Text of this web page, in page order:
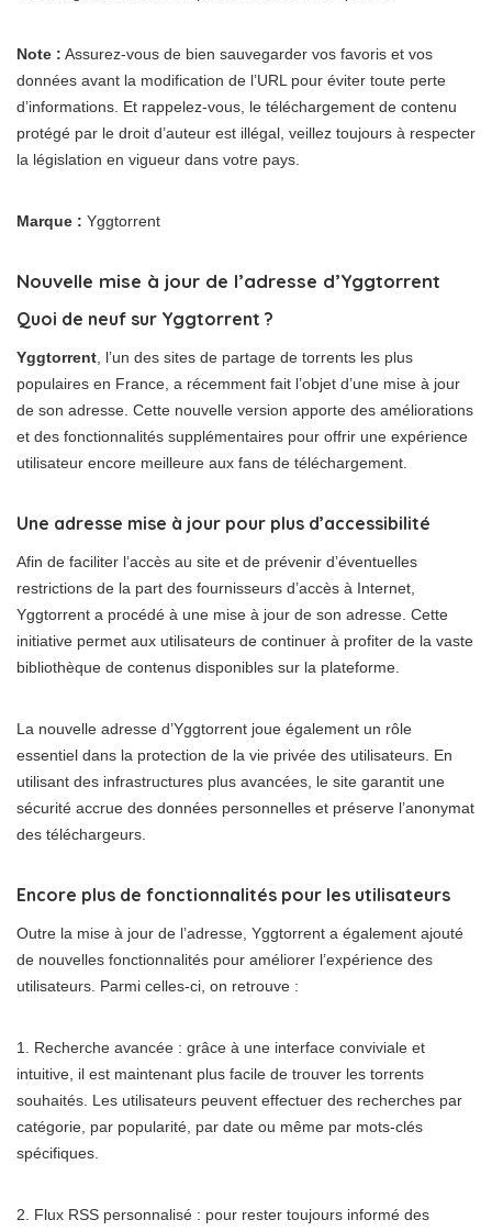
Note : Assurez-vous de bien sauvegarder vos favoris et vos
données avant la modification de l’URL pour éviter toute perte
d’informations. Et rappelez-vous, le téléchargement de contenu
protégé par le droit d’auteur est illégal, veillez toujours à respecter
la législation en vigueur dans votre pays.
Marque : Yggtorrent
Nouvelle mise à jour de l’adresse d’Yggtorrent
Quoi de neuf sur Yggtorrent ?
Yggtorrent , l’un des sites de partage de torrents les plus
populaires en France, a récemment fait l’objet d’une mise à jour
de son adresse. Cette nouvelle version apporte des améliorations
et des fonctionnalités supplémentaires pour offrir une expérience
utilisateur encore meilleure aux fans de téléchargement.
Une adresse mise à jour pour plus d’accessibilité
Afin de faciliter l’accès au site et de prévenir d’éventuelles
restrictions de la part des fournisseurs d’accès à Internet,
Yggtorrent a procédé à une mise à jour de son adresse. Cette
initiative permet aux utilisateurs de continuer à profiter de la vaste
bibliothèque de contenus disponibles sur la plateforme.
La nouvelle adresse d’Yggtorrent joue également un rôle
essentiel dans la protection de la vie privée des utilisateurs. En
utilisant des infrastructures plus avancées, le site garantit une
sécurité accrue des données personnelles et préserve l’anonymat
des téléchargeurs.
Encore plus de fonctionnalités pour les utilisateurs
Outre la mise à jour de l’adresse, Yggtorrent a également ajouté
de nouvelles fonctionnalités pour améliorer l’expérience des
utilisateurs. Parmi celles-ci, on retrouve :
1. Recherche avancée : grâce à une interface conviviale et
intuitive, il est maintenant plus facile de trouver les torrents
souhaités. Les utilisateurs peuvent effectuer des recherches par
catégorie, par popularité, par date ou même par mots-clés
spécifiques.
2. Flux RSS personnalisé : pour rester toujours informé des